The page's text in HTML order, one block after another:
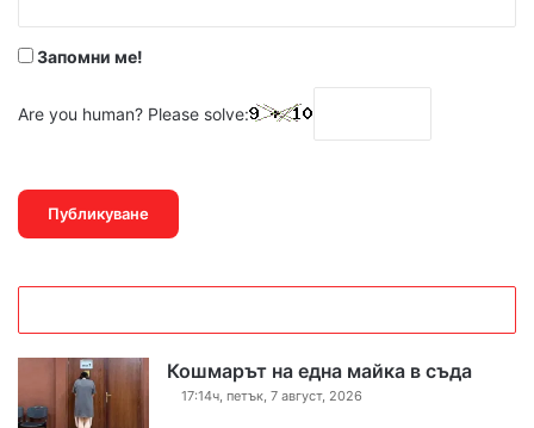
Запомни ме!
Are you human? Please solve:
Кошмарът на една майка в съда
17:14ч, петък, 7 август, 2026